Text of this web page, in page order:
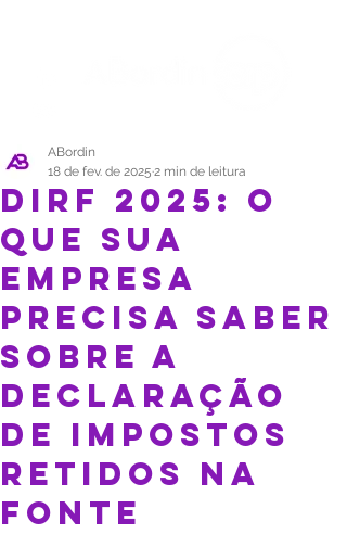
DIRF 2025: O
que sua
empresa
precisa saber
sobre a
Declaração
de Impostos
Retidos na
Fonte
ABordin
18 de fev. de 2025 2 min de leitura